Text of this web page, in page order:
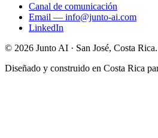
Canal de comunicación
Email — info@junto-ai.com
LinkedIn
© 2026 Junto AI · San José, Costa Rica.
Diseñado y construido en Costa Rica